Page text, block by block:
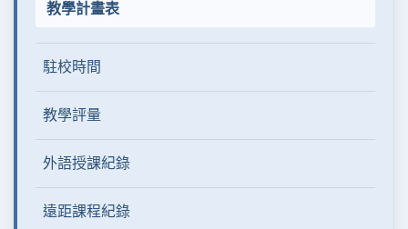
教學計畫表
駐校時間
教學評量
外語授課紀錄
遠距課程紀錄